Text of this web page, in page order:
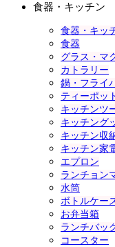
食器・キッチン
食器・キッ
食器
グラス・マ
カトラリー
鍋・フライ
ティーポッ
キッチンツ
キッチング
キッチン収
キッチン家
エプロン
ランチョン
水筒
ボトルケー
お弁当箱
ランチバッ
コースター